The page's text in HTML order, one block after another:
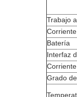
Trabajo
Batería
Interfaz
Grado